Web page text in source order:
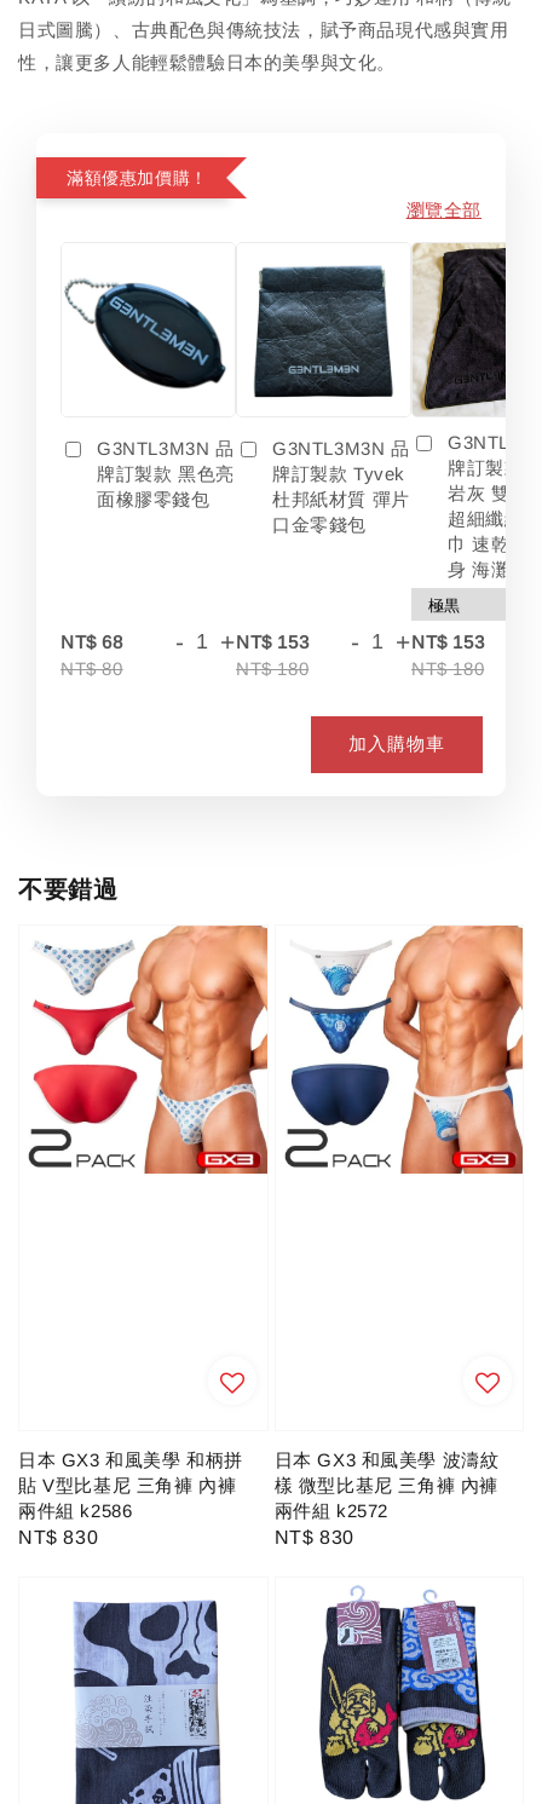
日式圖騰）、古典配色與傳統技法，賦予商品現代感與實用
性，讓更多人能輕鬆體驗日本的美學與文化。
滿額優惠加價購！
瀏覽全部
G3NTL3M3N 品
牌訂製款 黑色亮
面橡膠零錢包
NT$ 68
NT$ 80
- +
G3NTL3M3N 品
牌訂製款 Tyvek
杜邦紙材質 彈片
口金零錢包
NT$ 153
NT$ 180
- +
牌訂製款
岩灰 雙色
超細纖維
巾 速乾 吸
身 海灘
NT$ 153
NT$ 180
加入購物車
不要錯過
日本 GX3 和風美學 和柄拼
貼 V型比基尼 三角褲 內褲
兩件組 k2586
Regular
NT$ 830
日本 GX3 和風美學 波濤紋
樣 微型比基尼 三角褲 內褲
兩件組 k2572
Regular
NT$ 830